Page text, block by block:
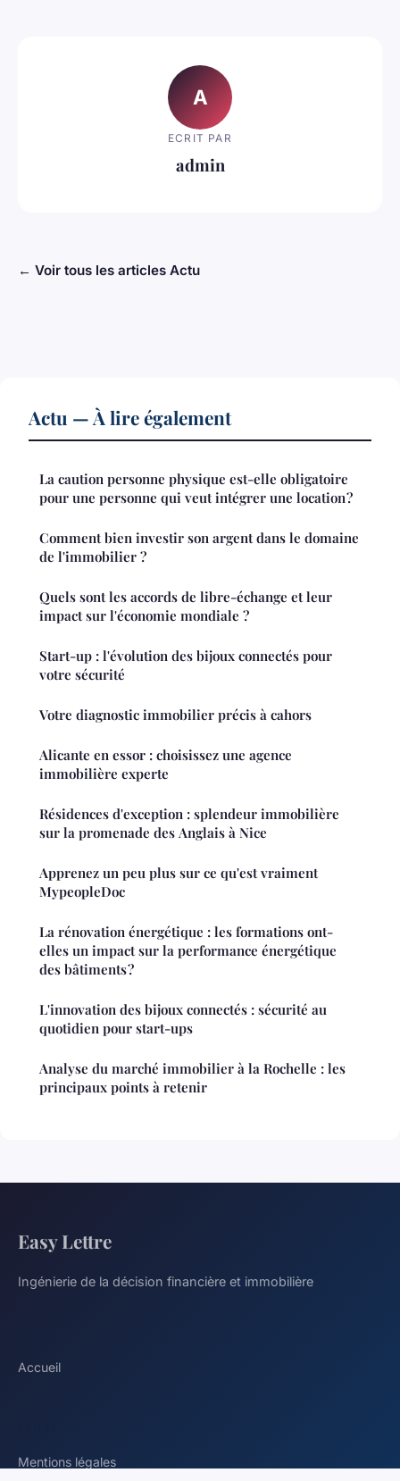
A
ECRIT PAR
admin
← Voir tous les articles Actu
Actu — À lire également
La caution personne physique est-elle obligatoire
pour une personne qui veut intégrer une location ?
Comment bien investir son argent dans le domaine
de l'immobilier ?
Quels sont les accords de libre-échange et leur
impact sur l'économie mondiale ?
Start-up : l'évolution des bijoux connectés pour
votre sécurité
Votre diagnostic immobilier précis à cahors
Alicante en essor : choisissez une agence
immobilière experte
Résidences d'exception : splendeur immobilière
sur la promenade des Anglais à Nice
Apprenez un peu plus sur ce qu'est vraiment
MypeopleDoc
La rénovation énergétique : les formations ont-
elles un impact sur la performance énergétique
des bâtiments ?
L'innovation des bijoux connectés : sécurité au
quotidien pour start-ups
Analyse du marché immobilier à la Rochelle : les
principaux points à retenir
Easy Lettre
Ingénierie de la décision financière et immobilière
Accueil
Mentions légales